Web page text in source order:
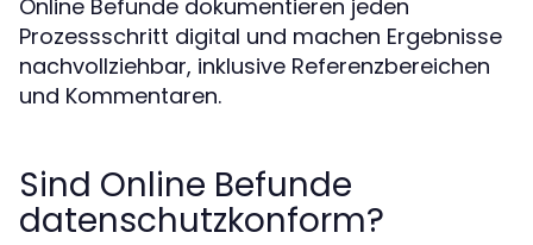
Online Befunde dokumentieren jeden
Prozessschritt digital und machen Ergebnisse
nachvollziehbar, inklusive Referenzbereichen
und Kommentaren.
Sind Online Befunde
datenschutzkonform?